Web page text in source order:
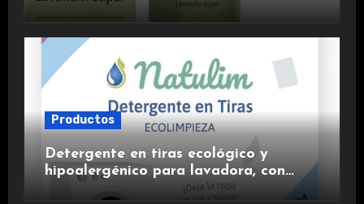
Productos
Detergente en tiras ecológico y
hipoalergénico para lavadora, con
suavizante incluido y fragancia de